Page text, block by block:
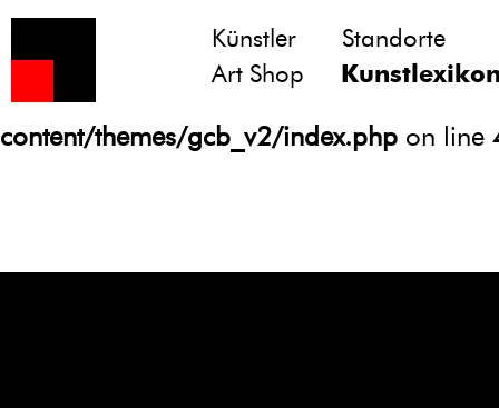
Notice
: Undefined variable: atts in
/homepages/21/d13550920/htdocs/
content/themes/gcb_v2/index.php on line
Künstler
Standorte
Art Shop